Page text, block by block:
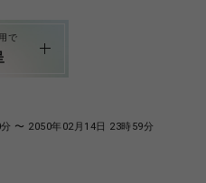
で
〜 2050年02月14日 23時59分